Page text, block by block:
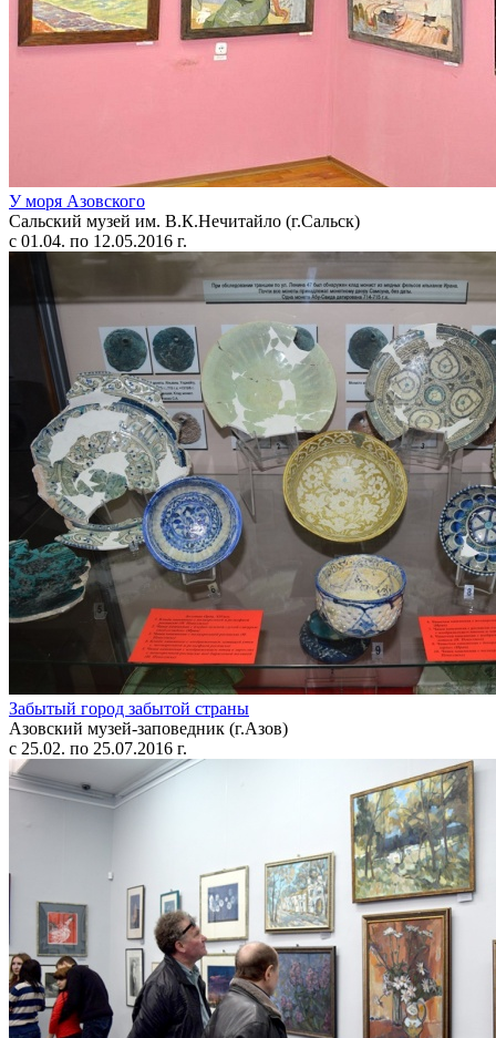
У моря Азовского
Сальский музей им. В.К.Нечитайло (г.Сальск)
с 01.04. по 12.05.2016 г.
Забытый город забытой страны
Азовский музей-заповедник (г.Азов)
с 25.02. по 25.07.2016 г.